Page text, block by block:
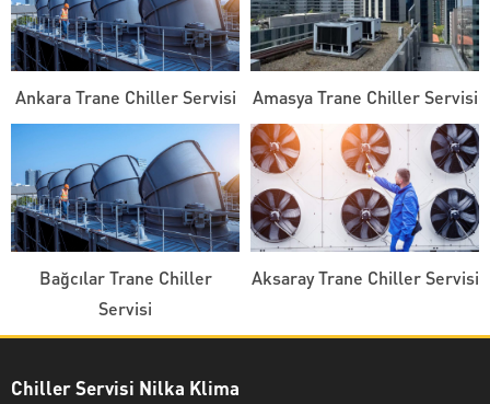
Ankara Trane Chiller Servisi Amasya Trane Chiller Servisi
Bağcılar Trane Chiller
Servisi
Aksaray Trane Chiller Servisi
Chiller Servisi Nilka Klima